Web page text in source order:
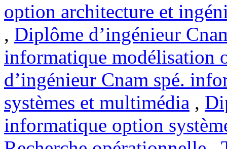
option architecture et
, Diplôme d’ingénieur
informatique modélisation
d’ingénieur Cnam spé.
systèmes et multimédia ,
informatique option